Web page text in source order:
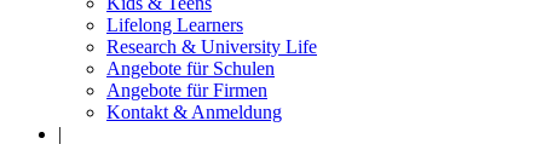
Lifelong Learners
Research & University Life
Angebote für Schulen
Angebote für Firmen
Kontakt & Anmeldung
|